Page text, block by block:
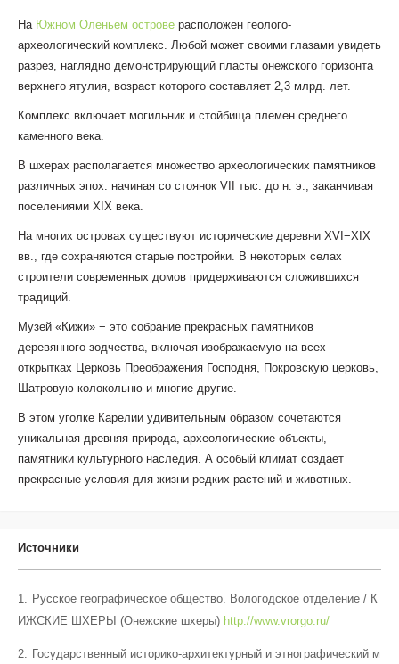
На Южном Оленьем острове расположен геолого-
археологический комплекс. Любой может своими глазами увидеть
разрез, наглядно демонстрирующий пласты онежского горизонта
верхнего ятулия, возраст которого составляет 2,3 млрд. лет.
Комплекс включает могильник и стойбища племен среднего
каменного века.
В шхерах располагается множество археологических памятников
различных эпох: начиная со стоянок VII тыс. до н. э., заканчивая
поселениями XIX века.
На многих островах существуют исторические деревни XVI−XIX
вв., где сохраняются старые постройки. В некоторых селах
строители современных домов придерживаются сложившихся
традиций.
Музей «Кижи» − это собрание прекрасных памятников
деревянного зодчества, включая изображаемую на всех
открытках Церковь Преображения Господня, Покровскую церковь,
Шатровую колокольню и многие другие.
В этом уголке Карелии удивительным образом сочетаются
уникальная древняя природа, археологические объекты,
памятники культурного наследия. А особый климат создает
прекрасные условия для жизни редких растений и животных.
Источники
Русское географическое общество. Вологодское отделение / К
ИЖСКИЕ ШХЕРЫ (Онежские шхеры) http://www.vrorgo.ru/
Государственный историко-архитектурный и этнографический м